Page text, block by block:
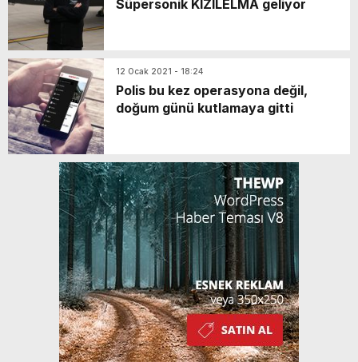
Süpersonik KIZILELMA geliyor
12 Ocak 2021 - 18:24
Polis bu kez operasyona değil,
doğum günü kutlamaya gitti